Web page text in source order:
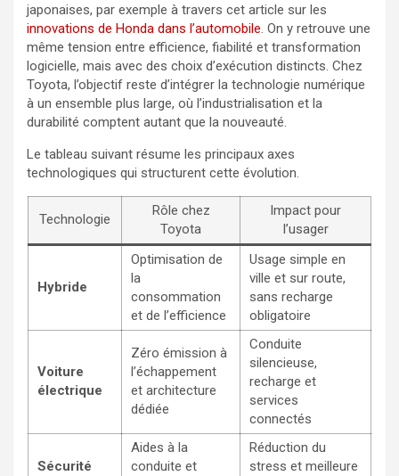
japonaises, par exemple à travers cet article sur les
innovations de Honda dans l’automobile. On y retrouve une
même tension entre efficience, fiabilité et transformation
logicielle, mais avec des choix d’exécution distincts. Chez
Toyota, l’objectif reste d’intégrer la technologie numérique
à un ensemble plus large, où l’industrialisation et la
durabilité comptent autant que la nouveauté.
Le tableau suivant résume les principaux axes
technologiques qui structurent cette évolution.
Technologie
Rôle chez
Toyota
Impact pour
l’usager
Hybride
Optimisation de
la
consommation
et de l’efficience
Usage simple en
ville et sur route,
sans recharge
obligatoire
Voiture
électrique
Zéro émission à
l’échappement
et architecture
dédiée
Conduite
silencieuse,
recharge et
services
connectés
Sécurité
Aides à la
conduite et
Réduction du
stress et meilleure